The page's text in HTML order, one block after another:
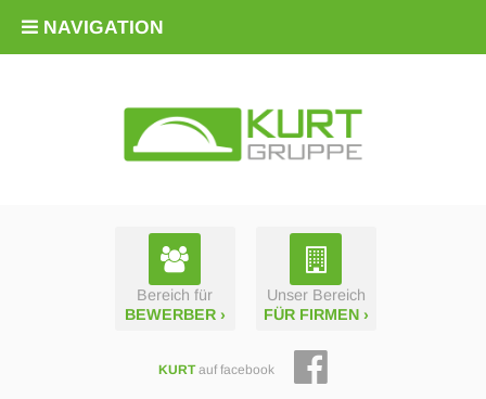
Bereich für
BEWERBER ›
Unser Bereich
FÜR FIRMEN ›
KURT auf facebook
NAVIGATION